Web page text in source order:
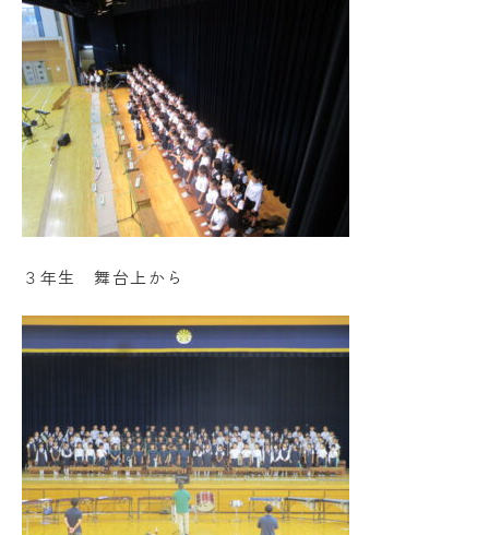
３年生 舞台上から